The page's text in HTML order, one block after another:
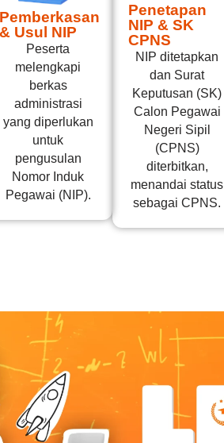
Pemberkasan
& Usul NIP
Peserta
melengkapi
berkas
administrasi
yang diperlukan
untuk
pengusulan
Nomor Induk
Pegawai (NIP).
Penetapan
NIP & SK
CPNS
NIP ditetapkan
dan Surat
Keputusan (SK)
Calon Pegawai
Negeri Sipil
(CPNS)
diterbitkan,
menandai status
sebagai CPNS.